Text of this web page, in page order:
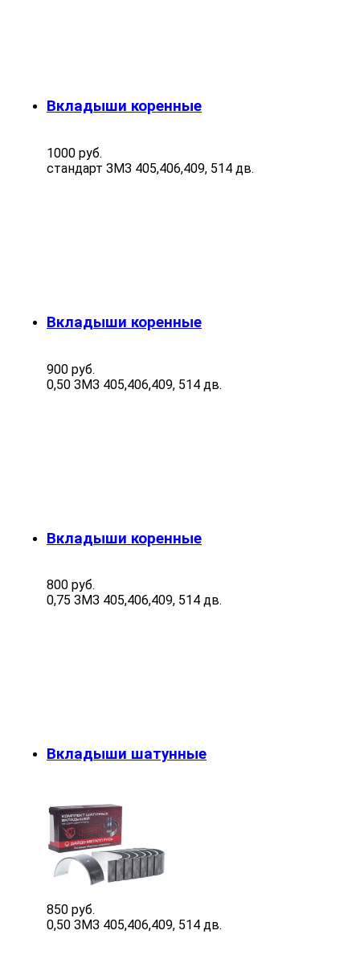
Вкладыши коренные
1000 руб.
стандарт ЗМЗ 405,406,409, 514 дв.
Вкладыши коренные
900 руб.
0,50 ЗМЗ 405,406,409, 514 дв.
Вкладыши коренные
800 руб.
0,75 ЗМЗ 405,406,409, 514 дв.
Вкладыши шатунные
850 руб.
0,50 ЗМЗ 405,406,409, 514 дв.